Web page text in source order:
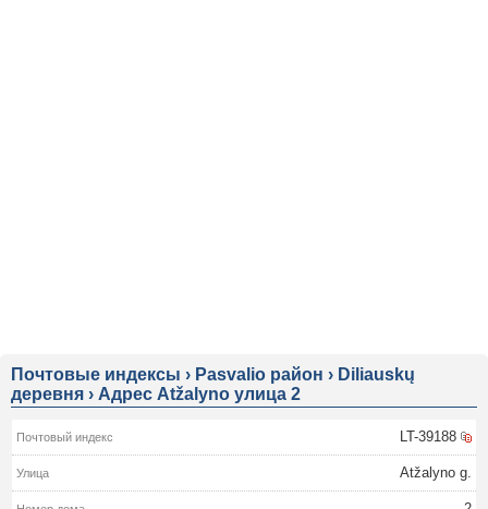
Почтовые индексы › Pasvalio район › Diliauskų
деревня › Адрес Atžalyno улица 2
LT-39188
Atžalyno g.